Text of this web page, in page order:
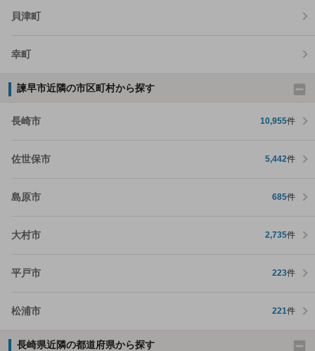
貝津町
幸町
諫早市近隣の市区町村から探す
長崎市 10,955件
佐世保市 5,442件
島原市 685件
大村市 2,735件
平戸市 223件
松浦市 221件
長崎県近隣の都道府県から探す